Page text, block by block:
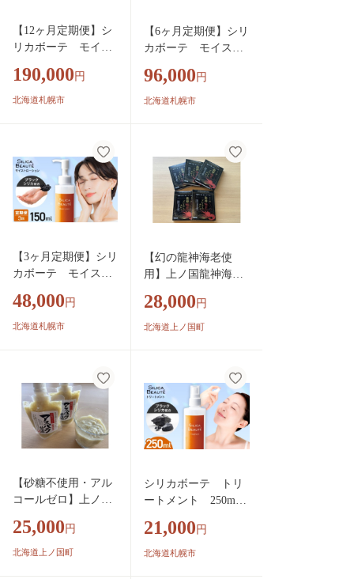
【12ヶ月定期便】シ
リカボーテ モイス
化粧水 保湿 美容 北
海道 札幌市
190,000 円
北海道札幌市
【6ヶ月定期便】シリ
カボーテ モイスト
化粧水 保湿 美容 北
海道 札幌市
96,000 円
北海道札幌市
【3ヶ月定期便】シリ
カボーテ モイスト
化粧水 保湿 美容 北
海道 札幌市
48,000 円
北海道札幌市
【幻の龍神海老使
用】上ノ国龍神海老
全日本司厨士協会北
海道地方本部監修
28,000 円
北海道上ノ国町
【砂糖不使用・アル
コールゼロ】上ノ国
産アスパラガス×ふ
っくりんこ米麹仕立
25,000 円
北海道上ノ国町
シリカボーテ トリ
ートメント 250mL
キンケア 化粧水 ミス
ト 北海道 札幌市
21,000 円
北海道札幌市